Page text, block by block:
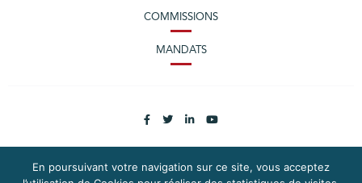
COMMISSIONS
MANDATS
En poursuivant votre navigation sur ce site, vous acceptez